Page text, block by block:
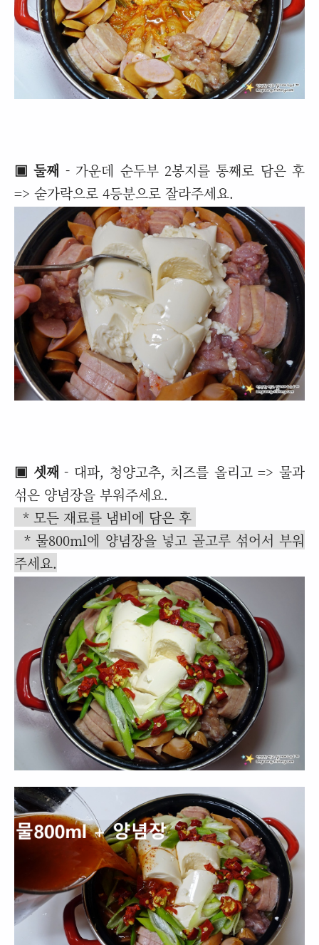
▣ 둘째 - 가운데 순두부 2봉지를 통째로 담은 후
=> 숟가락으로 4등분으로 잘라주세요.
▣ 셋째 - 대파, 청양고추, 치즈를 올리고 => 물과
섞은 양념장을 부워주세요.
* 모든 재료를 냄비에 담은 후
* 물800ml에 양념장을 넣고 골고루 섞어서 부워
주세요.